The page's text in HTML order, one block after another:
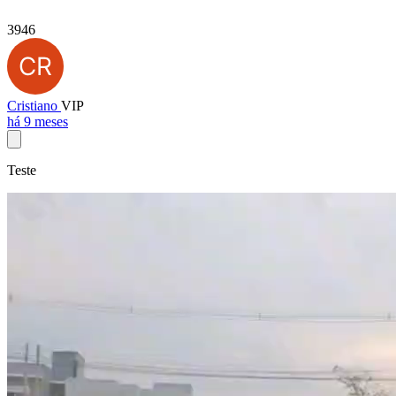
3946
Cristiano VIP
há 9 meses
Teste